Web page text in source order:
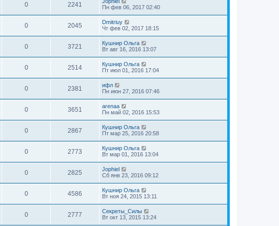
0 2241
Пн фев 06, 2017 02:40
0 2045
Dmitriuy
Чт фев 02, 2017 18:15
0 3721
Кушнир Ольга
Вт авг 16, 2016 13:07
0 2514
Кушнир Ольга
Пт июл 01, 2016 17:04
0 2381
ифл
Пн июн 27, 2016 07:46
0 3651
arenaa
Пн май 02, 2016 15:53
0 2867
Кушнир Ольга
Пт мар 25, 2016 20:58
0 2773
Кушнир Ольга
Вт мар 01, 2016 13:04
0 2825
Jophiel
Сб янв 23, 2016 09:12
0 4586
Кушнир Ольга
Вт ноя 24, 2015 13:11
0 2777
Секреты_Силы
Вт окт 13, 2015 13:24